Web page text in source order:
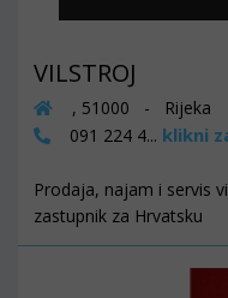
VILSTROJ
, 51000 - Rijeka
091 224 4... klikni
Prodaja, najam i servis
zastupnik za Hrvatsku